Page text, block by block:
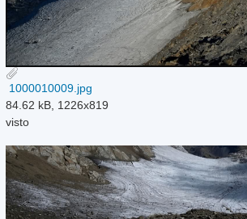
1000010009.jpg
84.62 kB, 1226x819
visto